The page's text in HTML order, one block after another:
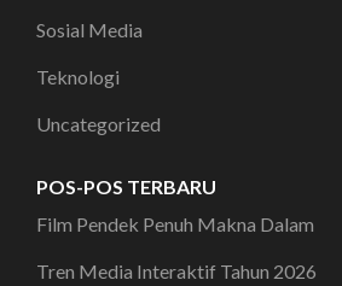
Sosial Media
Teknologi
Uncategorized
POS-POS TERBARU
Film Pendek Penuh Makna Dalam
Tren Media Interaktif Tahun 2026